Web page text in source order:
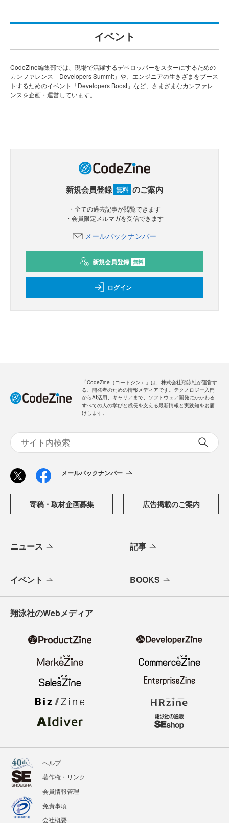
イベント
CodeZine編集部では、現場で活躍するデベロッパーをスターにするための
カンファレンス「Developers Summit」や、エンジニアの生きざまをブース
トするためのイベント「Developers Boost」など、さまざまなカンファレ
ンスを企画・運営しています。
新規会員登録 無料
ログイン
からAI活用、キャリアまで、ソフトウェア開発にかかわる
すべての人の学びと成長を支える最新情報と実践知をお届
ニュース 記事
イベント BOOKS